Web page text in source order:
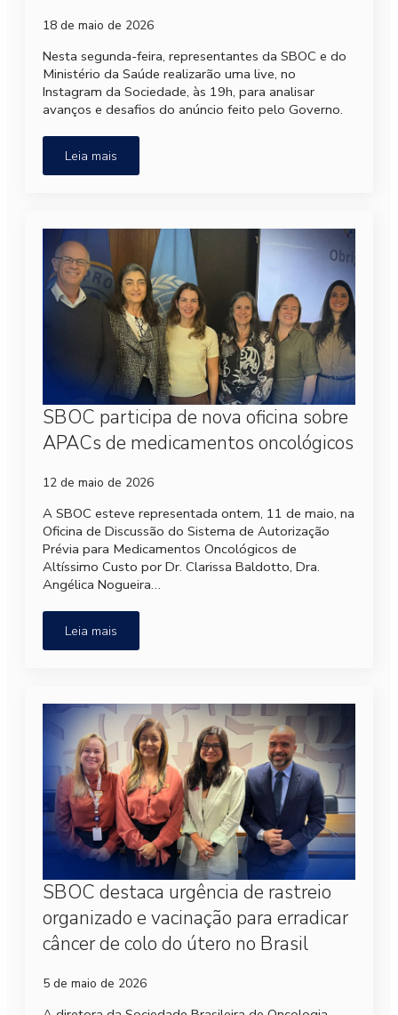
18 de maio de 2026
Nesta segunda-feira, representantes da SBOC e do
Ministério da Saúde realizarão uma live, no
Instagram da Sociedade, às 19h, para analisar
avanços e desafios do anúncio feito pelo Governo.
Leia mais
SBOC participa de nova oficina sobre
APACs de medicamentos oncológicos
12 de maio de 2026
A SBOC esteve representada ontem, 11 de maio, na
Oficina de Discussão do Sistema de Autorização
Prévia para Medicamentos Oncológicos de
Altíssimo Custo por Dr. Clarissa Baldotto, Dra.
Angélica Nogueira…
Leia mais
SBOC destaca urgência de rastreio
organizado e vacinação para erradicar
câncer de colo do útero no Brasil
5 de maio de 2026